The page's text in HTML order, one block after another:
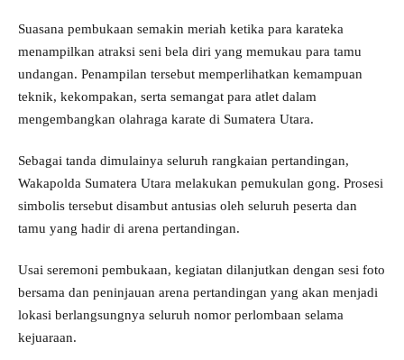
Suasana pembukaan semakin meriah ketika para karateka
menampilkan atraksi seni bela diri yang memukau para tamu
undangan. Penampilan tersebut memperlihatkan kemampuan
teknik, kekompakan, serta semangat para atlet dalam
mengembangkan olahraga karate di Sumatera Utara.
Sebagai tanda dimulainya seluruh rangkaian pertandingan,
Wakapolda Sumatera Utara melakukan pemukulan gong. Prosesi
simbolis tersebut disambut antusias oleh seluruh peserta dan
tamu yang hadir di arena pertandingan.
Usai seremoni pembukaan, kegiatan dilanjutkan dengan sesi foto
bersama dan peninjauan arena pertandingan yang akan menjadi
lokasi berlangsungnya seluruh nomor perlombaan selama
kejuaraan.